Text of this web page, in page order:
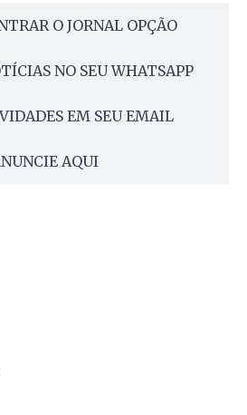
O JORNAL OPÇÃO
NO SEU WHATSAPP
EM SEU EMAIL
AQUI